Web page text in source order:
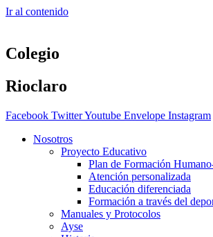
Ir al contenido
Colegio
Rioclaro
Facebook TwitterYoutube Envelope Instagram
Nosotros
Proyecto Educativo
Plan de Formación
Atención personalizada
Educación diferenciada
Formación a través del
Manuales y Protocolos
Ayse